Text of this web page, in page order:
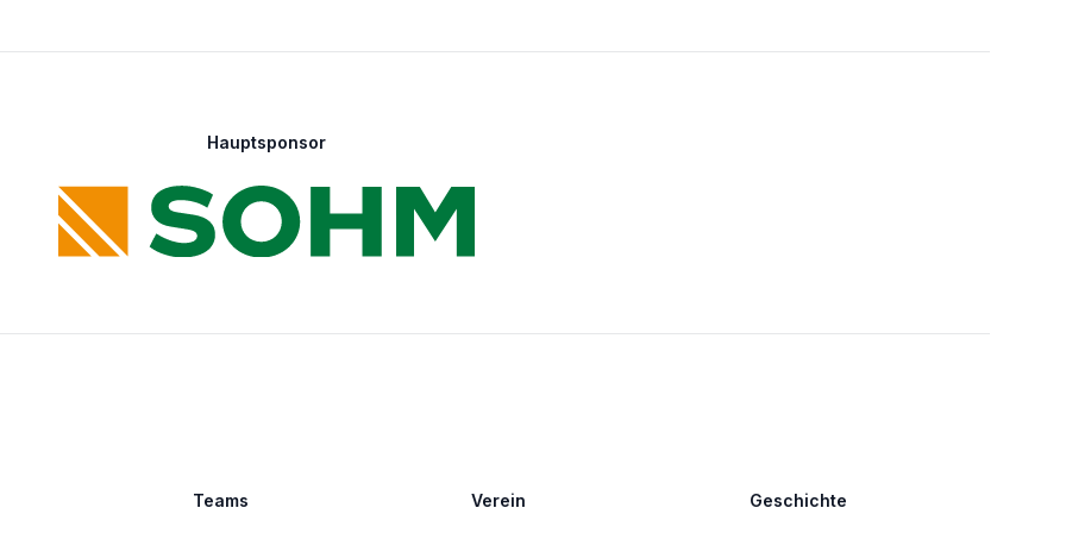
Hauptsponsor
Teams Verein Geschichte